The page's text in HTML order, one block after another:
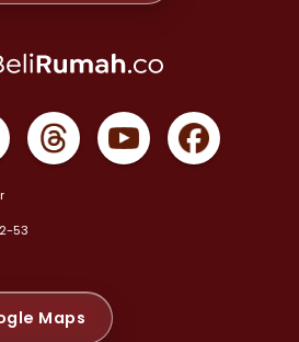
Pusat >
>
Baru >
>
>
Abang >
>
>
53
Maps